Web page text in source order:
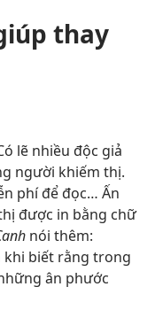
thay
lẽ nhiều độc giả
người khiếm thị.
phí để đọc… Ấn
được in bằng chữ
nói thêm:
khi biết rằng trong
ân phước